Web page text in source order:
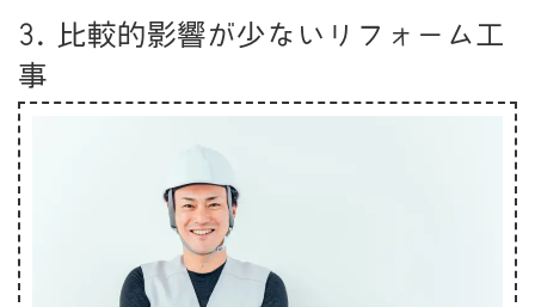
3. 比較的影響が少ないリフォーム工
事